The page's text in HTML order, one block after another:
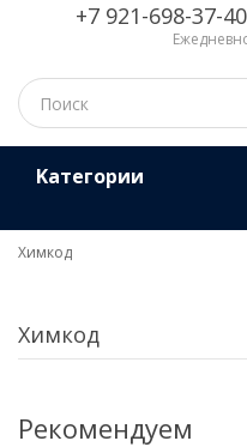
+7 921-698-37-40
Kатегории
Химкод
Химкод
Рекомендуем